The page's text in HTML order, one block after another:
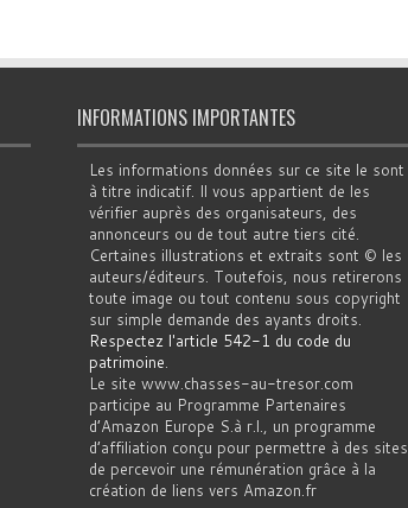
INFORMATIONS IMPORTANTES
Les informations données sur ce site le sont
à titre indicatif. Il vous appartient de les
vérifier auprès des organisateurs, des
annonceurs ou de tout autre tiers cité.
Certaines illustrations et extraits sont © les
auteurs/éditeurs. Toutefois, nous retirerons
toute image ou tout contenu sous copyright
sur simple demande des ayants droits.
Respectez l'article 542-1 du code du
patrimoine
Le site www.chasses-au-tresor.com
participe au Programme Partenaires
d’Amazon Europe S.à r.l., un programme
d’affiliation conçu pour permettre à des sites
de percevoir une rémunération grâce à la
création de liens vers Amazon.fr